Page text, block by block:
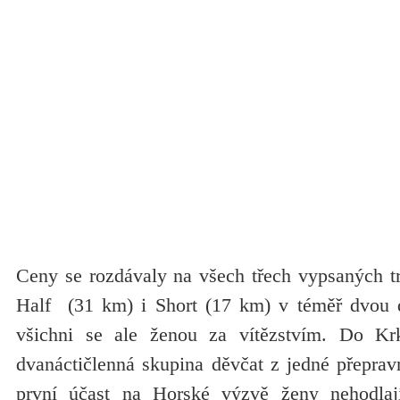
Ceny se rozdávaly na všech třech vypsaných
Half (31 km) i Short (17 km) v téměř dvou
všichni se ale ženou za vítězstvím. Do
dvanáctičlenná skupina děvčat z jedné
první účast na Horské výzvě ženy